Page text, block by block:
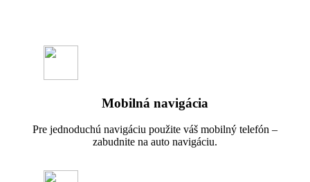
Mobilná navigácia
Pre jednoduchú navigáciu použite váš mobilný telefón –
zabudnite na auto navigáciu.